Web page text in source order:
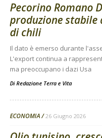
Pecorino Romano
produzione stabile
di chili
Il dato è emerso durante
L'export continua a
ma preoccupano i dazi Usa
Di Redazione Terra e Vita
ECONOMIA 26 Giugno 2026